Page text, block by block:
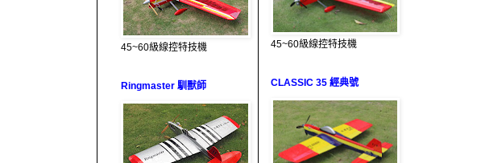
45~60級線控特技機
Ringmaster 馴獸師
45~60級線控特技機
CLASSIC 35 經典號